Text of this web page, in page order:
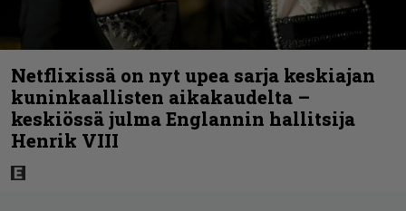
Netflixissä on nyt upea sarja keskiajan
kuninkaallisten aikakaudelta –
keskiössä julma Englannin hallitsija
Henrik VIII